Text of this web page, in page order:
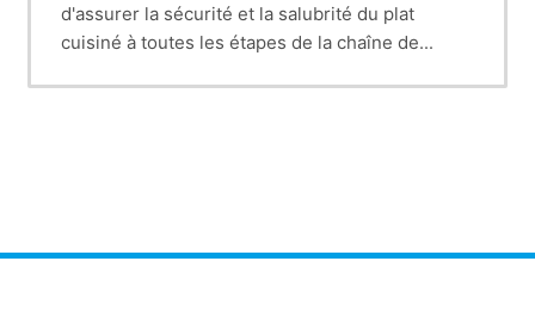
d'assurer la sécurité et la salubrité du plat
cuisiné à toutes les étapes de la chaîne de